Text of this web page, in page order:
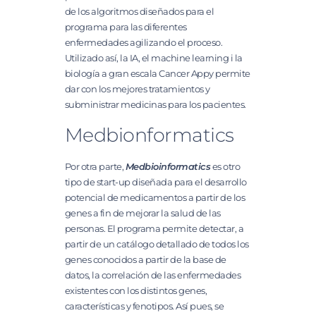
de los algoritmos diseñados para el
programa para las diferentes
enfermedades agilizando el proceso.
Utilizado así, la IA, el machine learning i la
biología a gran escala Cancer Appy permite
dar con los mejores tratamientos y
subministrar medicinas para los pacientes.
Medbionformatics
Por otra parte,Medbioinformaticses otro
tipo de start-up diseñada para el desarrollo
potencial de medicamentos a partir de los
genes a fin de mejorar la salud de las
personas. El programa permite detectar, a
partir de un catálogo detallado de todos los
genes conocidos a partir de la base de
datos, la correlación de las enfermedades
existentes con los distintos genes,
características y fenotipos. Así pues, se